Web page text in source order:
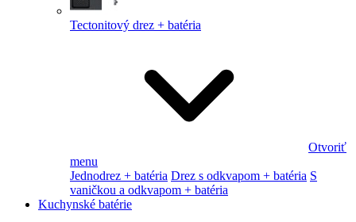
Tectonitový drez + batéria
Otvoriť
menu
Jednodrez + batéria Drez s odkvapom + batéria S
vaničkou a odkvapom + batéria
Kuchynské batérie